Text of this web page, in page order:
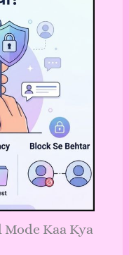
Kaa Kya